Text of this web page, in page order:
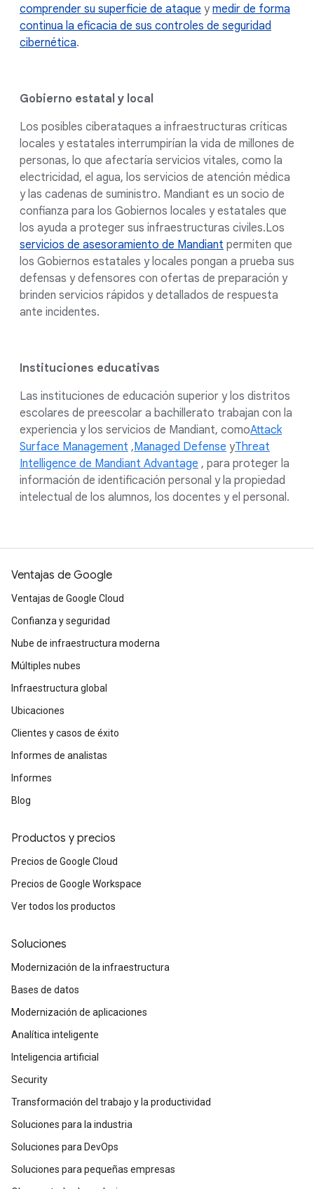
comprender su superficie de ataque ymedir de forma
continua la eficacia de sus controles de seguridad
cibernética.
Gobierno estatal y local
Los posibles ciberataques a infraestructuras críticas
locales y estatales interrumpirían la vida de millones de
personas, lo que afectaría servicios vitales, como la
electricidad, el agua, los servicios de atención médica
y las cadenas de suministro. Mandiant es un socio de
confianza para los Gobiernos locales y estatales que
los ayuda a proteger sus infraestructuras civiles.Los
servicios de asesoramiento de Mandiant permiten que
los Gobiernos estatales y locales pongan a prueba sus
defensas y defensores con ofertas de preparación y
brinden servicios rápidos y detallados de respuesta
ante incidentes.
Instituciones educativas
Las instituciones de educación superior y los distritos
escolares de preescolar a bachillerato trabajan con la
experiencia y los servicios de Mandiant, comoAttack
Surface Management ,Managed Defense yThreat
Intelligence de Mandiant Advantage , para proteger la
información de identificación personal y la propiedad
intelectual de los alumnos, los docentes y el personal.
Ventajas de Google
Ventajas de Google Cloud
Confianza y seguridad
Nube de infraestructura moderna
Múltiples nubes
Infraestructura global
Ubicaciones
Clientes y casos de éxito
Informes de analistas
Informes
Blog
Productos y precios
Precios de Google Cloud
Precios de Google Workspace
Ver todos los productos
Soluciones
Modernización de la infraestructura
Bases de datos
Modernización de aplicaciones
Analítica inteligente
Inteligencia artificial
Security
Transformación del trabajo y la productividad
Soluciones para la industria
Soluciones para DevOps
Soluciones para pequeñas empresas